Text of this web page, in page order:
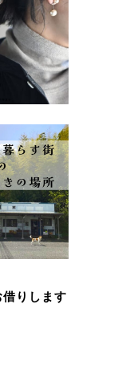
借りします